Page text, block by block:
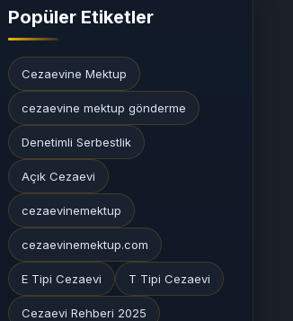
Popüler Etiketler
Cezaevine Mektup
cezaevine mektup gönderme
Denetimli Serbestlik
Açık Cezaevi
cezaevinemektup
cezaevinemektup.com
E Tipi Cezaevi T Tipi Cezaevi
Cezaevi Rehberi 2025